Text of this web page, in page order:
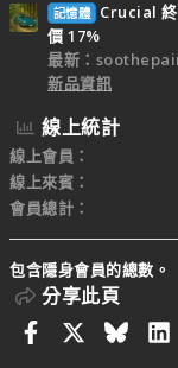
記憶體
Crucial 終
價 17%
最新：
新品資訊
線上統計
線上會員
線上來賓
會員總計
包含隱身會員的總數。
分享此頁
Facebook